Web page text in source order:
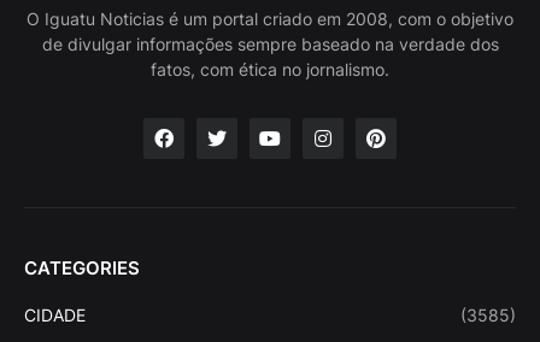
O Iguatu Noticias é um portal criado em 2008, com o objetivo
de divulgar informações sempre baseado na verdade dos
fatos, com ética no jornalismo.
CATEGORIES
CIDADE (3585)